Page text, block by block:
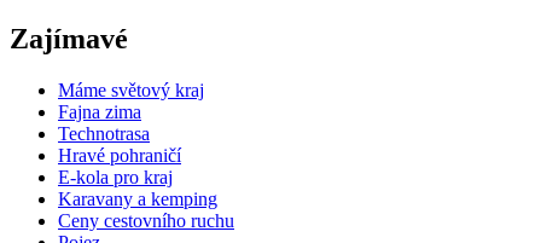
Zajímavé
Máme světový kraj
Fajna zima
Technotrasa
Hravé pohraničí
E-kola pro kraj
Karavany a kemping
Ceny cestovního ruchu